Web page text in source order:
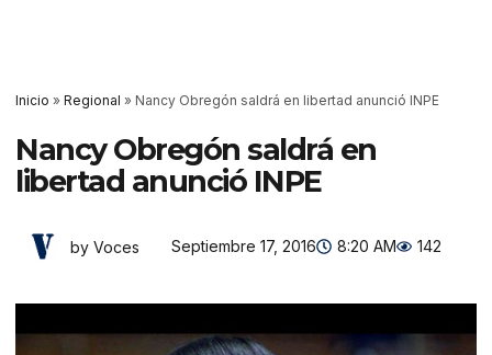
Inicio » Regional » Nancy Obregón saldrá en libertad anunció INPE
Nancy Obregón saldrá en
libertad anunció INPE
by Voces Septiembre 17, 2016 8:20 AM 142